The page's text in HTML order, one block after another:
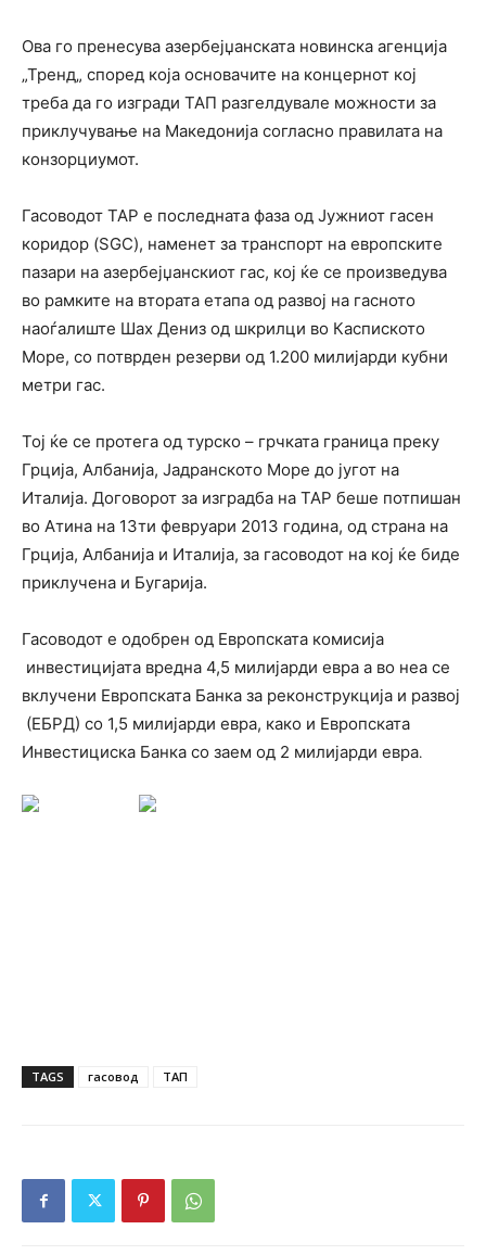
Ова го пренесува азербејџанската новинска агенција
„Тренд„ според која основачите на концернот кој
треба да го изгради ТАП разгелдувале можности за
приклучување на Македонија согласно правилата на
конзорциумот.
Гасоводот TAP е последната фаза од Јужниот гасен
коридор (SGC), наменет за транспорт на европските
пазари на азербејџанскиот гас, кој ќе се произведува
во рамките на втората етапа од развој на гасното
наоѓалиште Шах Дениз од шкрилци во Каспиското
Море, со потврден резерви од 1.200 милијарди кубни
метри гас.
Тој ќе се протега од турско – ­грчката граница преку
Грција, Албанија, Јадранското Море до југот на
Италија. Договорот за изградба на TAP беше потпишан
во Атина на 13­ти февруари 2013 година, од страна на
Грција, Албанија и Италија, за гасоводот на кој ќе биде
приклучена и Бугарија.
Гасоводот е одобрен од Европската комисија
инвестицијата вредна 4,5 милијарди евра а во неа се
вклучени Европската Банка за реконструкција и развој
(ЕБРД) со 1,5 милијарди евра, како и Европската
Инвестициска Банка со заем од 2 милијарди евра.
TAGS гасовод ТАП